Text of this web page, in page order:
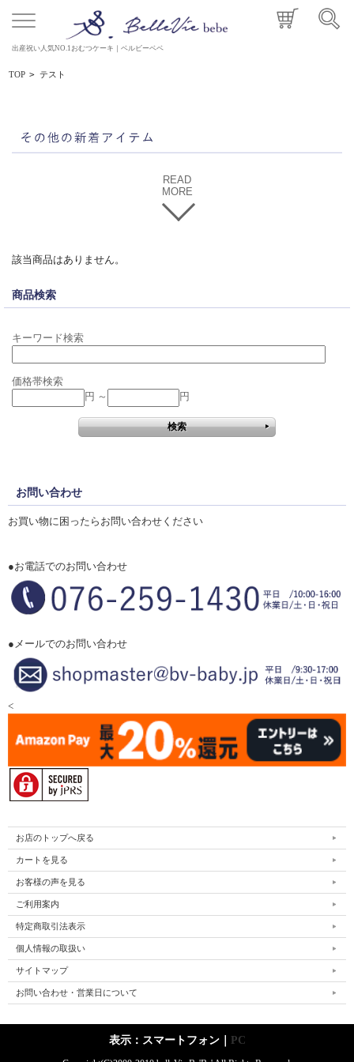
出産祝い人気NO.1おむつケーキ｜ベルビーベベ
TOP > テスト
READ
MORE
該当商品はありません。
商品検索
キーワード検索
価格帯検索
円 ～
円
お問い合わせ
お買い物に困ったらお問い合わせください
●お電話でのお問い合わせ
●メールでのお問い合わせ
<
お店のトップへ戻る
カートを見る
お客様の声を見る
ご利用案内
特定商取引法表示
個人情報の取扱い
サイトマップ
お問い合わせ・営業日について
表示：スマートフォン｜ PC